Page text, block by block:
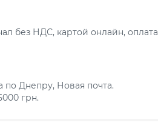
без НДС, картой онлайн,
по Днепру, Новая почта.
грн.